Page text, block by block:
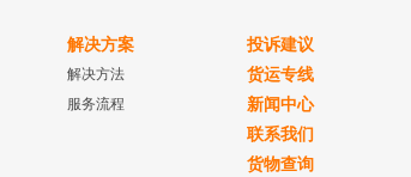
解决方案
解决方法
服务流程
投诉建议
货运专线
新闻中心
联系我们
货物查询